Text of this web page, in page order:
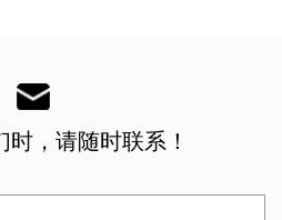
时，请随时联系！